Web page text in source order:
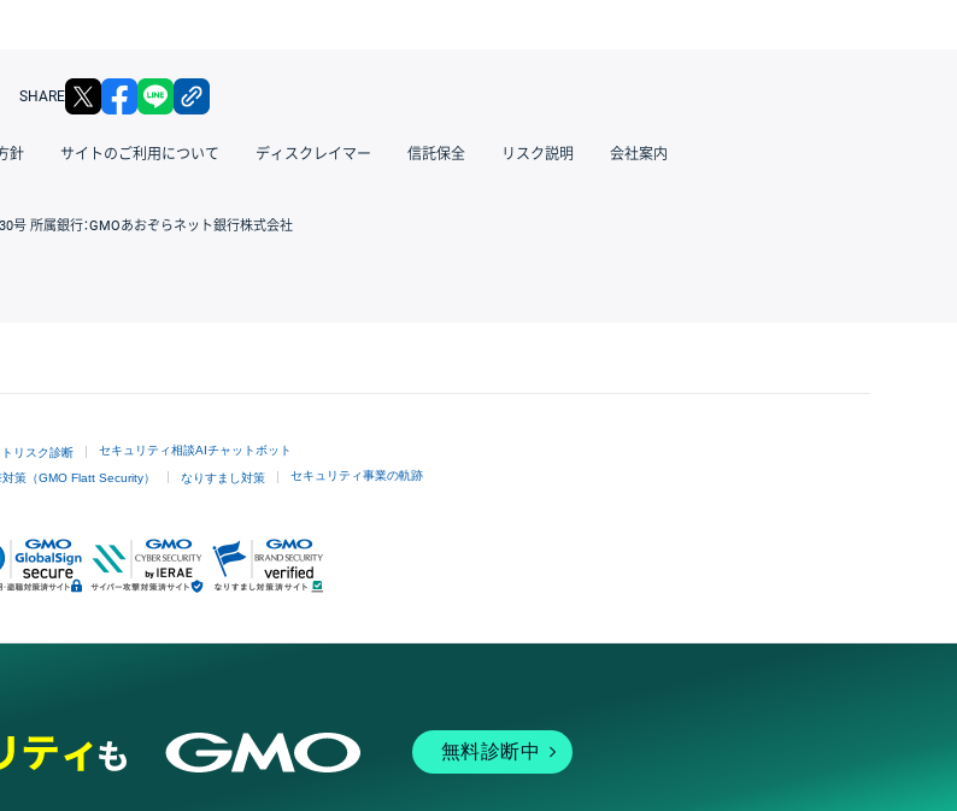
SHARE X facebook
針 サイトのご利用について ディスクレイマー 信託保全 リスク説明 会社案内
号 所属銀行：GMOあおぞらネット銀行株式会社
リスク診断 セキュリティ相談AIチャットボット
策（GMO Flatt Security） なりすまし対策 セキュリティ事業の軌跡
無料診断中